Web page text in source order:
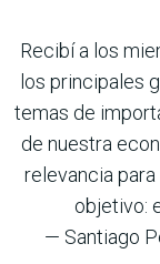
Recibí a los
los principales
temas de
de nuestra
relevancia
objetivo:
— Santiago